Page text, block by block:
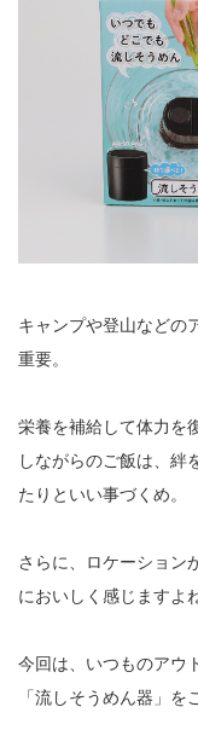
キャンプや登山などの
重要。
栄養を補給して体力を
しながらのご飯は、絆
たりといい事づくめ。
さらに、ロケーション
においしく感じますよ
今回は、いつものアウ
「流しそうめん器」を